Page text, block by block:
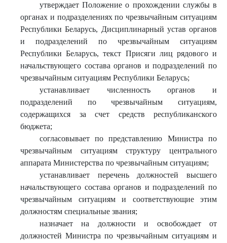
утверждает Положение о прохождении службы в
органах и подразделениях по чрезвычайным ситуациям
Республики Беларусь, Дисциплинарный устав органов
и подразделений по чрезвычайным ситуациям
Республики Беларусь, текст Присяги лиц рядового и
начальствующего состава органов и подразделений по
чрезвычайным ситуациям Республики Беларусь;
устанавливает численность органов и
подразделений по чрезвычайным ситуациям,
содержащихся за счет средств республиканского
бюджета;
согласовывает по представлению Министра по
чрезвычайным ситуациям структуру центрального
аппарата Министерства по чрезвычайным ситуациям;
устанавливает перечень должностей высшего
начальствующего состава органов и подразделений по
чрезвычайным ситуациям и соответствующие этим
должностям специальные звания;
назначает на должности и освобождает от
должностей Министра по чрезвычайным ситуациям и